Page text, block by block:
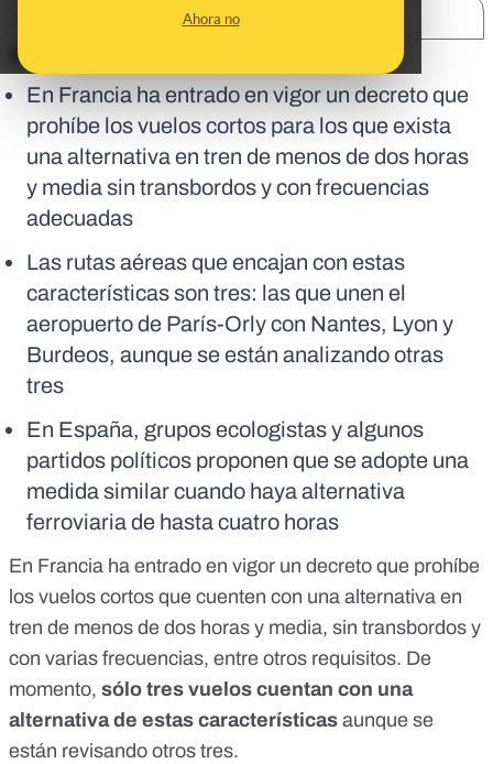
Ahora no
En corto:
En Francia ha entrado en vigor un decreto que
prohíbe los vuelos cortos para los que exista
una alternativa en tren de menos de dos horas
y media sin transbordos y con frecuencias
adecuadas
Las rutas aéreas que encajan con estas
características son tres: las que unen el
aeropuerto de París-Orly con Nantes, Lyon y
Burdeos, aunque se están analizando otras
tres
En España, grupos ecologistas y algunos
partidos políticos proponen que se adopte una
medida similar cuando haya alternativa
ferroviaria de hasta cuatro horas
En Francia ha entrado en vigor un decreto que prohíbe
los vuelos cortos que cuenten con una alternativa en
tren de menos de dos horas y media, sin transbordos y
con varias frecuencias, entre otros requisitos. De
momento, sólo tres vuelos cuentan con una
alternativa de estas características aunque se
están revisando otros tres.